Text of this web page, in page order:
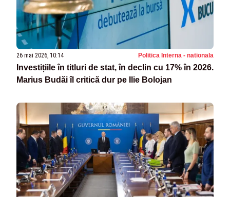
26 mai 2026, 10:14 Politica Interna - nationala
Investițiile în titluri de stat, în declin cu 17% în 2026.
Marius Budăi îl critică dur pe Ilie Bolojan